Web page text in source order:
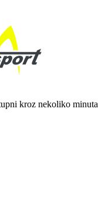
kroz nekoliko minuta